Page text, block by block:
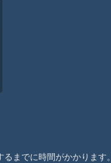
までに時間がかかります。